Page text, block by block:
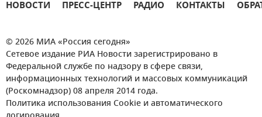
НОВОСТИ ПРЕСС-ЦЕНТР РАДИО КОНТАКТЫ
© 2026 МИА «Россия сегодня»
Сетевое издание РИА Новости зарегистрировано в
Федеральной службе по надзору в сфере связи,
информационных технологий и массовых коммуникаций
(Роскомнадзор) 08 апреля 2014 года.
Политика использования Cookie и автоматического